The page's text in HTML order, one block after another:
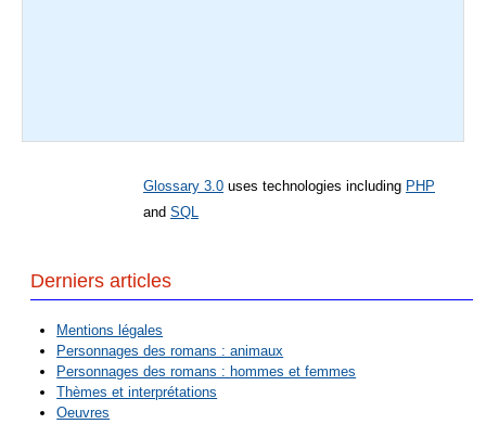
Glossary 3.0 uses technologies including PHP
and SQL
Derniers articles
Mentions légales
Personnages des romans : animaux
Personnages des romans : hommes et femmes
Thèmes et interprétations
Oeuvres